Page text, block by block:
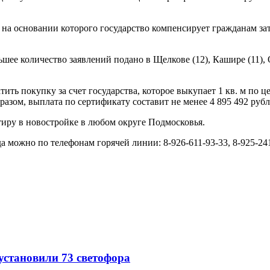
основании которого государство компенсирует гражданам
количество заявлений подано в Щелкове (12), Кашире
покупку за счет государства, которое выкупает 1 кв. м
выплата по сертификату составит не менее 4 895 492
в новостройке в любом округе Подмосковья.
можно по телефонам горячей линии: 8-926-611-93-33, 8-925-
73 светофора